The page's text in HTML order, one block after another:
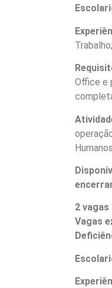
Trabalho;
Office e
Humanos.
2
Vagas